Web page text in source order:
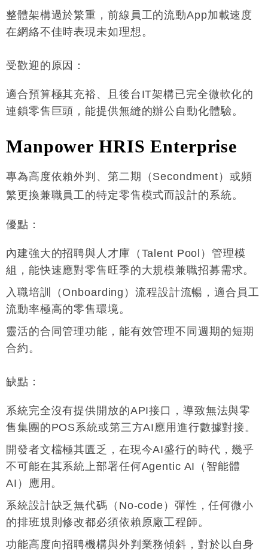
整體架構過於繁重，前線員工的流動App加載速度
在網絡不佳時表現未如理想。
受歡迎的原因 ：
適合預算極其充裕、且後台IT架構已完全微軟化的
連鎖零售巨頭，能提供無縫的辦公自動化體驗。
Manpower HRIS Enterprise
專為高度依賴外判、第二期（Secondment）或頻
繁更換兼職員工的特定零售模式而設計的系統。
優點 ：
內建強大的招聘與人才庫（Talent Pool）管理模
組，能快速應對零售旺季的大規模兼職招募需求。
入職培訓（Onboarding）流程設計流暢，適合員工
流動率極高的零售環境。
靈活的合同管理功能，能有效管理不同週期的短期
合約 。
缺點 ：
系統完全沒有提供開放的API接口，導致無法與零
售集團的POS系統或第三方AI應用進行數據對接。
開發者文檔極其匱乏，在現今AI盛行的時代，幾乎
不可能在其系統上部署任何Agentic AI（智能體
AI）應用 。
系統設計缺乏無代碼（No-code）彈性，任何微小
的排班規則修改都必須依賴原廠工程師 。
功能高度向招聘機構與外判業務傾斜，對於以自身